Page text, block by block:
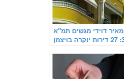
מאיר דוידי מגשים תמ"א
32: 27 דירות יוקרה בויצמן